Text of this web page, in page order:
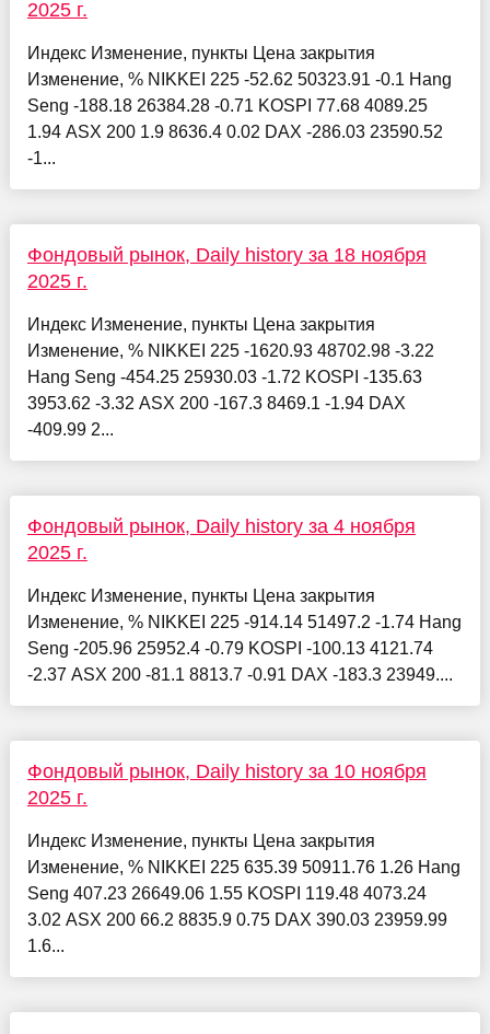
2025 г.
Индекс Изменение, пункты Цена закрытия
Изменение, % NIKKEI 225 -52.62 50323.91 -0.1 Hang
Seng -188.18 26384.28 -0.71 KOSPI 77.68 4089.25
1.94 ASX 200 1.9 8636.4 0.02 DAX -286.03 23590.52
-1...
Фондовый рынок, Daily history за 18 ноября
2025 г.
Индекс Изменение, пункты Цена закрытия
Изменение, % NIKKEI 225 -1620.93 48702.98 -3.22
Hang Seng -454.25 25930.03 -1.72 KOSPI -135.63
3953.62 -3.32 ASX 200 -167.3 8469.1 -1.94 DAX
-409.99 2...
Фондовый рынок, Daily history за 4 ноября
2025 г.
Индекс Изменение, пункты Цена закрытия
Изменение, % NIKKEI 225 -914.14 51497.2 -1.74 Hang
Seng -205.96 25952.4 -0.79 KOSPI -100.13 4121.74
-2.37 ASX 200 -81.1 8813.7 -0.91 DAX -183.3 23949....
Фондовый рынок, Daily history за 10 ноября
2025 г.
Индекс Изменение, пункты Цена закрытия
Изменение, % NIKKEI 225 635.39 50911.76 1.26 Hang
Seng 407.23 26649.06 1.55 KOSPI 119.48 4073.24
3.02 ASX 200 66.2 8835.9 0.75 DAX 390.03 23959.99
1.6...